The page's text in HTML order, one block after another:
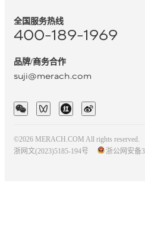
全国服务热线
400-189-1969
品牌/商务合作
suji@merach.com
©2026 MERACH.COM All rights reserved.
浙网文(2023)5185-194号
浙公网安备